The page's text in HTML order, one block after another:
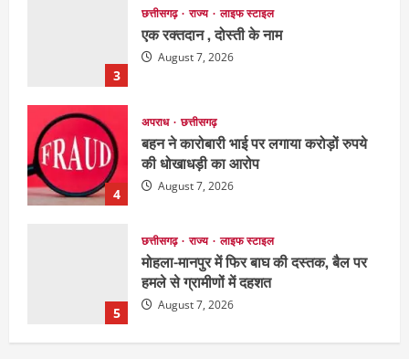
4
अपराध छत्तीसगढ़
बहन ने कारोबारी भाई पर लगाया करोड़ों रुपये
की धोखाधड़ी का आरोप
5
छत्तीसगढ़ राज्य लाइफ स्टाइल
मोहला-मानपुर में फिर बाघ की दस्तक, बैल पर
हमले से ग्रामीणों में दहशत
1
छत्तीसगढ़ राजनीति
151 किमी विधायक भावना बोहरा करेंगी
अमरकंटक से भोरमदेव तक पदयात्रा